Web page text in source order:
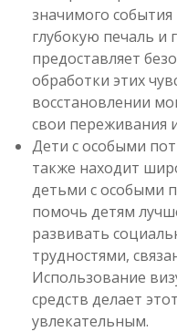
значимого
глубокую печаль и
предоставляет
обработки этих
восстановлении
свои переживания
Дети с особыми
также находит
детьми с особыми
помочь детям
развивать
трудностями,
Использование
средств делает
увлекательным.